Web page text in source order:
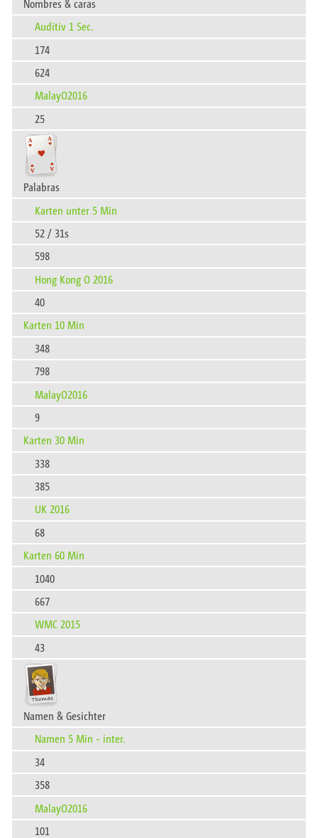
Nombres & caras
Auditiv 1 Sec.
174
624
MalayO2016
25
Palabras
Karten unter 5 Min
52 / 31s
598
Hong Kong O 2016
40
Karten 10 Min
348
798
MalayO2016
9
Karten 30 Min
338
385
UK 2016
68
Karten 60 Min
1040
667
WMC 2015
43
Namen & Gesichter
Namen 5 Min - inter.
34
358
MalayO2016
101